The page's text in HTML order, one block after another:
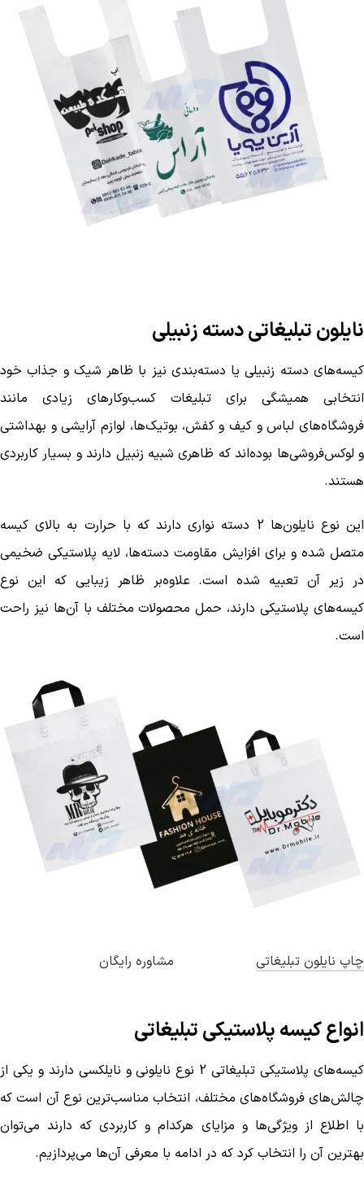
نایلون تبلیغاتی دسته زنبیلی
کیسه‌های دسته زنبیلی یا دسته‌بندی نیز با ظاهر شیک و جذاب خود
انتخابی همیشگی برای تبلیغات کسب‌و‌کار‌های زیادی مانند
فروشگاه‌های لباس و کیف و کفش، بوتیک‌ها، لوازم آرایشی و بهداشتی
و لوکس‌فروشی‌ها بوده‌اند که ظاهری شبیه زنبیل دارند و بسیار کاربردی
هستند.
این نوع نایلون‌ها 2 دسته نواری دارند که با حرارت به بالای کیسه
متصل شده و برای افزایش مقاومت دسته‌ها، لایه پلاستیکی ضخیمی
در زیر آن تعبیه شده است. علاوه‌بر ظاهر زیبایی که این نوع
کیسه‌های پلاستیکی دارند، حمل محصولات مختلف با آن‌ها نیز راحت
است.
چاپ نایلون تبلیغاتی مشاوره رایگان
انواع کیسه پلاستیکی تبلیغاتی
کیسه‌های پلاستیکی تبلیغاتی 2 نوع نایلونی و نایلکسی دارند و یکی از
چالش‌های فروشگاه‌های مختلف، انتخاب مناسب‌ترین نوع آن است که
با اطلاع از ویژگی‌ها و مزایای هرکدام و کاربردی که دارند می‌توان
بهترین آن را انتخاب کرد که در ادامه با معرفی آن‌ها می‌پردازيم.